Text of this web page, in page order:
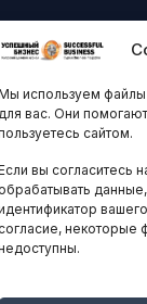
используем файлы
вас. Они
сайтом.
вы согласитесь
обрабатывать
согласие, некоторые
и
экономика
новости